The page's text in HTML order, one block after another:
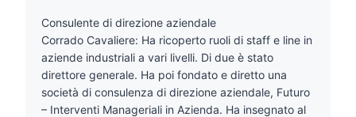
Consulente di direzione aziendale
Corrado Cavaliere: Ha ricoperto ruoli di staff e line in
aziende industriali a vari livelli. Di due è stato
direttore generale. Ha poi fondato e diretto una
società di consulenza di direzione aziendale, Futuro
– Interventi Manageriali in Azienda. Ha insegnato al